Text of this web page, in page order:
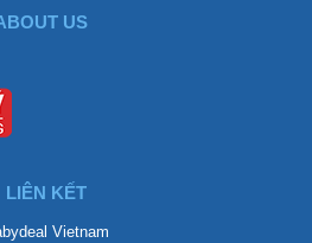
US
LIÊN KẾT
Vietnam